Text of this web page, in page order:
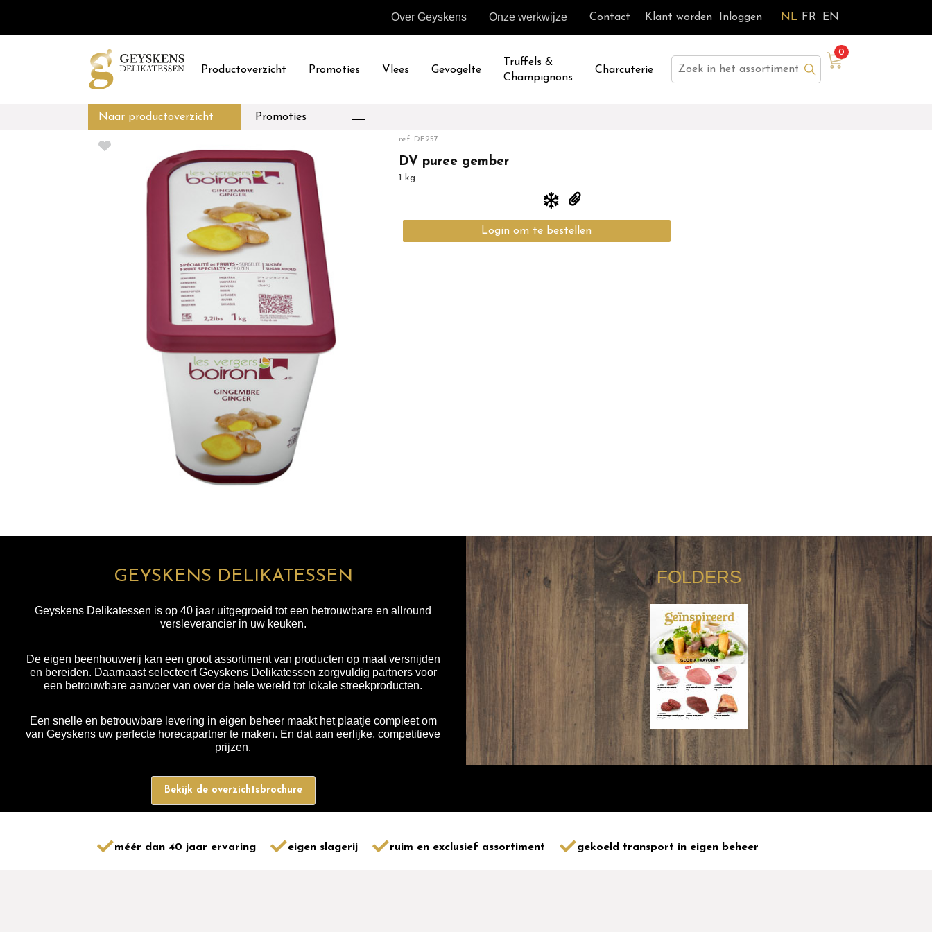
Over Geyskens Onze werkwijze Contact Klant worden Inloggen NL FR EN
Zoek
Productoverzicht Promoties Vlees Gevogelte
Truffels &
Champignons
Charcuterie
0
Naar productoverzicht Promoties
ref. DF257
DV puree gember
1 kg
Login om te bestellen
Terug naar overzicht
GEYSKENS DELIKATESSEN
Geyskens Delikatessen is op 40 jaar uitgegroeid tot een betrouwbare en allround
versleverancier in uw keuken.
De eigen beenhouwerij kan een groot assortiment van producten op maat versnijden
en bereiden. Daarnaast selecteert Geyskens Delikatessen zorgvuldig partners voor
een betrouwbare aanvoer van over de hele wereld tot lokale streekproducten.
Een snelle en betrouwbare levering in eigen beheer maakt het plaatje compleet om
van Geyskens uw perfecte horecapartner te maken. En dat aan eerlijke, competitieve
prijzen.
Bekijk de overzichtsbrochure
FOLDERS
méér dan 40 jaar ervaring eigen slagerij ruim en exclusief assortiment gekoeld transport in eigen beheer